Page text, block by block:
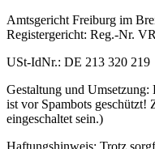
Amtsgericht Freiburg im
Registergericht: Reg.-Nr.
USt-IdNr.: DE 213 320 219
Gestaltung und Umsetzung:
ist vor Spambots geschützt!
eingeschaltet sein.)
Haftungshinweis: Trotz